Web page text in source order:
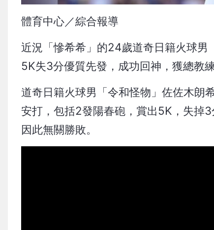
體育中心／綜合報導
近況「慘希希」的24歲道奇日籍火球
5K失3分優質先發，成功回神，獲總教
道奇日籍火球男「令和怪物」佐佐木朗
安打，包括2發陽春砲，賞出5K，失掉
因此無關勝敗。